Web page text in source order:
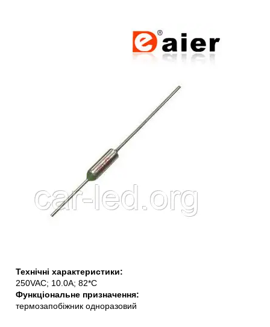
Технічні характеристики:
250VAC; 10.0A; 82*C
Функціональне призначення:
термозапобіжник одноразовий